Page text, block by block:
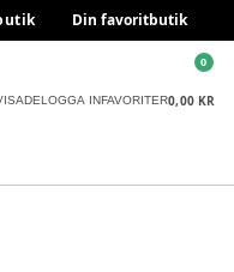
Din favoritbutik
LOGGA INFAVORITER0,00 KR
0